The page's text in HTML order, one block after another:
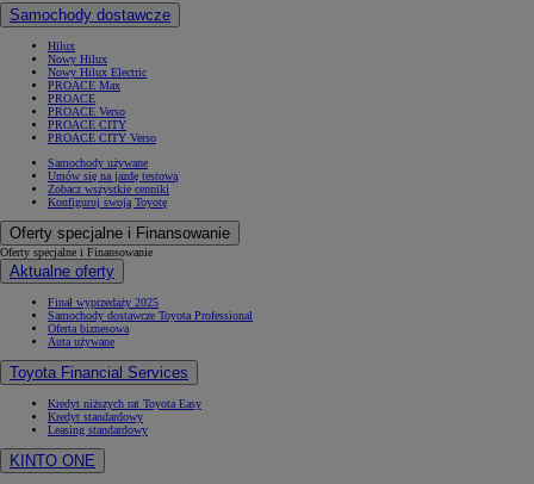
Samochody dostawcze
Hilux
Nowy Hilux
Nowy Hilux Electric
PROACE Max
PROACE
PROACE Verso
PROACE CITY
PROACE CITY Verso
Samochody używane
Umów się na jazdę testową
Zobacz wszystkie cenniki
Konfiguruj swoją Toyotę
Oferty specjalne i Finansowanie
Oferty specjalne i Finansowanie
Aktualne oferty
Finał wyprzedaży 2025
Samochody dostawcze Toyota Professional
Oferta biznesowa
Auta używane
Toyota Financial Services
Kredyt niższych rat Toyota Easy
Kredyt standardowy
Leasing standardowy
KINTO ONE